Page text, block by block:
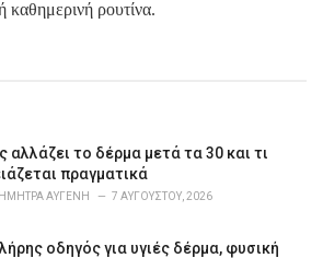
καθημερινή ρουτίνα.
αλλάζει το δέρμα μετά τα 30 και τι
πραγματικά
ΑΥΓΈΝΗ 7 ΑΥΓΟΎΣΤΟΥ, 2026
οδηγός για υγιές δέρμα, φυσική